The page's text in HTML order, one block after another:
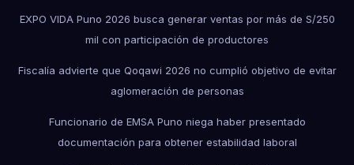
EXPO VIDA Puno 2026 busca generar ventas por más de S/250
mil con participación de productores
Fiscalía advierte que Qoqawi 2026 no cumplió objetivo de evitar
aglomeración de personas
Funcionario de EMSA Puno niega haber presentado
documentación para obtener estabilidad laboral